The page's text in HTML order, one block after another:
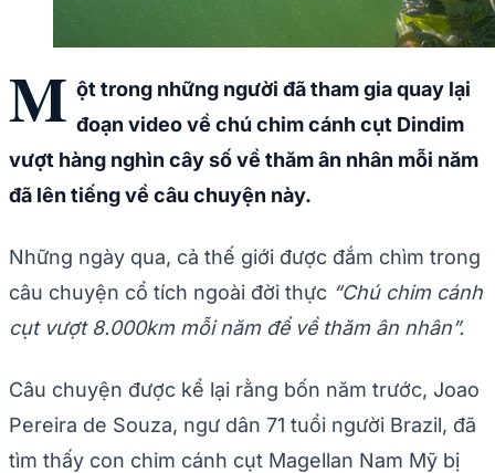
M ột trong những người đã tham gia quay lại
đoạn video về chú chim cánh cụt Dindim
vượt hàng nghìn cây số về thăm ân nhân mỗi năm
đã lên tiếng về câu chuyện này.
Những ngày qua, cả thế giới được đắm chìm trong
câu chuyện cổ tích ngoài đời thực “Chú chim cánh
cụt vượt 8.000km mỗi năm để về thăm ân nhân”.
Câu chuyện được kể lại rằng bốn năm trước, Joao
Pereira de Souza, ngư dân 71 tuổi người Brazil, đã
tìm thấy con chim cánh cụt Magellan Nam Mỹ bị